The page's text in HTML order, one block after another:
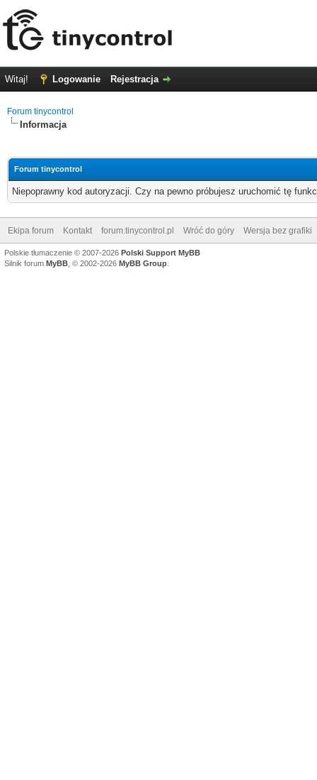
Witaj! Logowanie Rejestracja
Forum tinycontrol
Informacja
Forum tinycontrol
Niepoprawny kod autoryzacji. Czy na pewno próbujesz uruchomić tę
Ekipa forum Kontakt forum.tinycontrol.pl Wróć do góry Wersja bez grafiki
Polskie tłumaczenie © 2007-2026 Polski Support MyBB
Silnik forum MyBB , © 2002-2026 MyBB Group